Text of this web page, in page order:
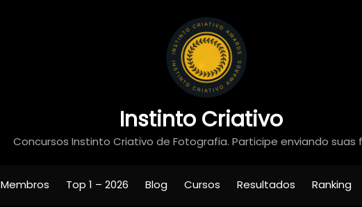
Instinto Criativo
Concursos Instinto Criativo de Fotografia. Participe enviando suas
Membros Top 1 – 2026 Blog Cursos Resultados Ranking